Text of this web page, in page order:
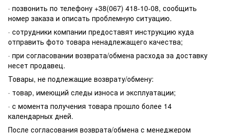
· позвонить по телефону +38(067) 418-10-08, сообщить
номер заказа и описать проблемную ситуацию.
· сотрудники компании предоставят инструкцию куда
отправить фото товара ненадлежащего качества;
· при согласовании возврата/обмена расхода за доставку
несет продавец.
Товары, не подлежащие возврату/обмену:
· товар, имеющий следы износа и эксплуатации;
· с момента получения товара прошло более 14
календарных дней.
После согласования возврата/обмена с менеджером